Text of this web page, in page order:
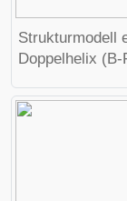
Strukturmodell
Doppelhelix